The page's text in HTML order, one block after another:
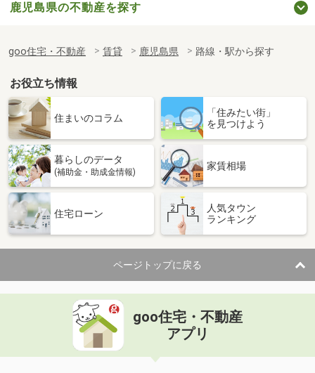
鹿児島県の不動産を探す
goo住宅・不動産 賃貸 鹿児島県 路線・駅から探す
お役立ち情報
住まいのコラム
「住みたい街」
を見つけよう
暮らしのデータ
(補助金・助成金情報)
家賃相場
住宅ローン
人気タウン
ランキング
ページトップに戻る
goo住宅・不動産
アプリ